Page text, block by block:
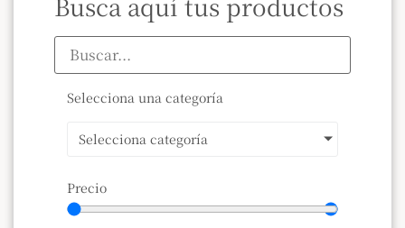
Selecciona una categoría
Selecciona categoría
Precio